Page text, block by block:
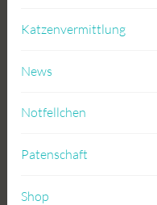
Katzenvermittlung
News
Notfellchen
Patenschaft
Shop